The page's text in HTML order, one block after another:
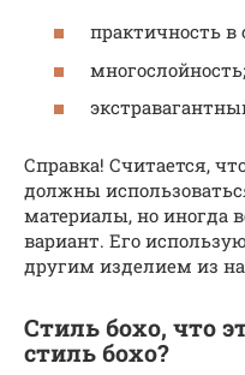
практичность в
многослойность;
Справка! Считается,
должны
материалы, но иногда
вариант. Его
другим изделием из
Стиль бохо, что
стиль бохо?